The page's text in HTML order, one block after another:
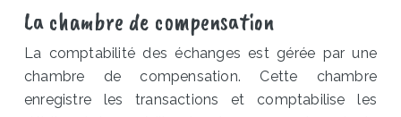
La chambre de compensation
La comptabilité des échanges est gérée par une
chambre de compensation. Cette chambre
enregistre les transactions et comptabilise les